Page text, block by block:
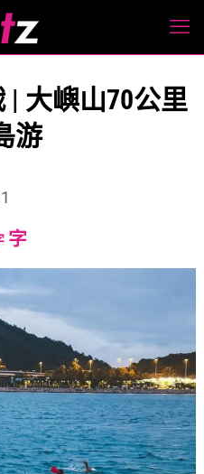
| 大嶼山70公里
游
Reset
size.
字Increase
size.